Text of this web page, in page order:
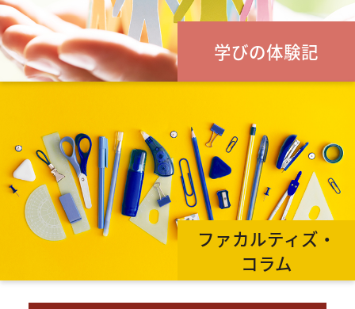
学びの体験記
ファカルティズ・
コラム